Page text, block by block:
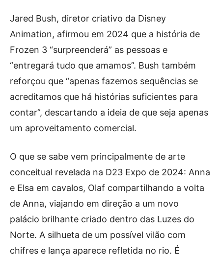
Jared Bush, diretor criativo da Disney
Animation, afirmou em 2024 que a história de
Frozen 3 “surpreenderá” as pessoas e
“entregará tudo que amamos”. Bush também
reforçou que “apenas fazemos sequências se
acreditamos que há histórias suficientes para
contar”, descartando a ideia de que seja apenas
um aproveitamento comercial.
O que se sabe vem principalmente de arte
conceitual revelada na D23 Expo de 2024: Anna
e Elsa em cavalos, Olaf compartilhando a volta
de Anna, viajando em direção a um novo
palácio brilhante criado dentro das Luzes do
Norte. A silhueta de um possível vilão com
chifres e lança aparece refletida no rio. É